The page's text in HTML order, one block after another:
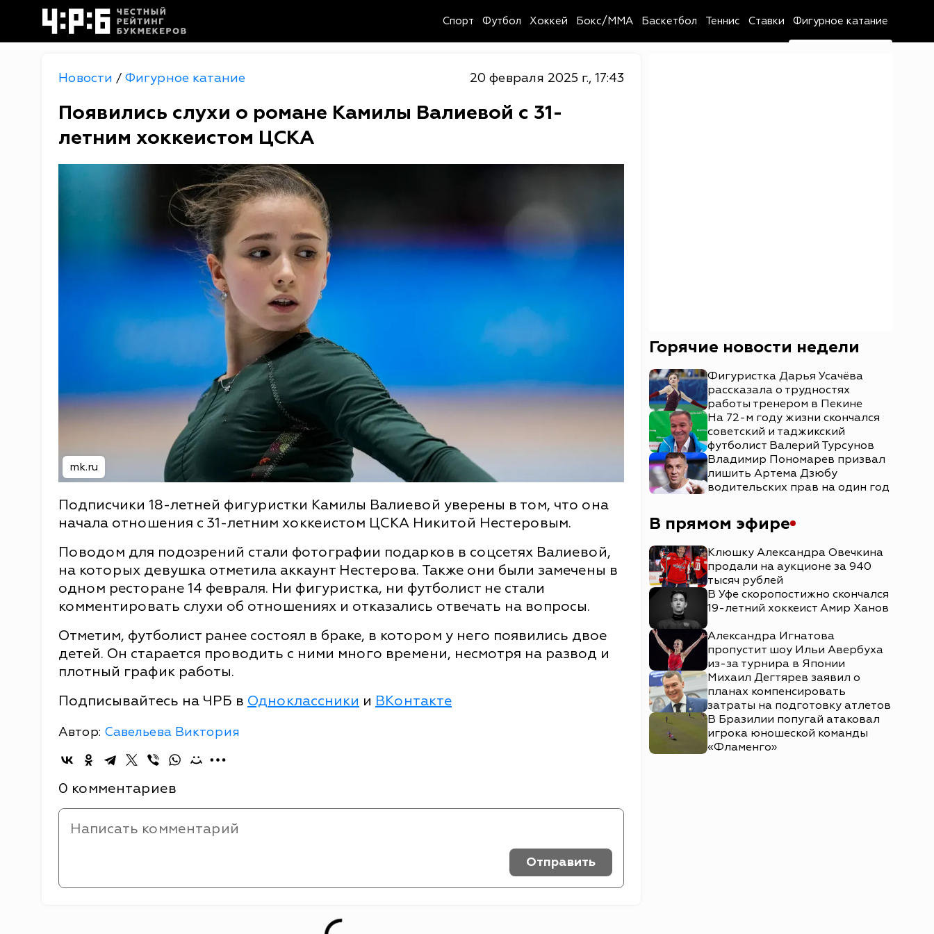
Спорт Футбол Хоккей Бокс/MMA Баскетбол Теннис Ставки Фигурное катание
Новости / Фигурное катание 20 февраля 2025 г., 17:43
Появились слухи о романе Камилы Валиевой с 31-
летним хоккеистом ЦСКА
mk.ru
Подписчики 18-летней фигуристки Камилы Валиевой уверены в том, что она
начала отношения с 31-летним хоккеистом ЦСКА Никитой Нестеровым.
Поводом для подозрений стали фотографии подарков в соцсетях Валиевой,
на которых девушка отметила аккаунт Нестерова. Также они были замечены в
одном ресторане 14 февраля. Ни фигуристка, ни футболист не стали
комментировать слухи об отношениях и отказались отвечать на вопросы.
Отметим, футболист ранее состоял в браке, в котором у него появились двое
детей. Он старается проводить с ними много времени, несмотря на развод и
плотный график работы.
Подписывайтесь на ЧРБ в Одноклассники и ВКонтакте
Автор: Савельева Виктория
0 комментариев
Отправить
Горячие новости недели
Фигуристка Дарья Усачёва
рассказала о трудностях
работы тренером в Пекине
На 72-м году жизни скончался
советский и таджикский
футболист Валерий Турсунов
Владимир Пономарев призвал
лишить Артема Дзюбу
водительских прав на один год
В прямом эфире
Клюшку Александра Овечкина
продали на аукционе за 940
тысяч рублей
В Уфе скоропостижно скончался
19-летний хоккеист Амир Ханов
Александра Игнатова
пропустит шоу Ильи Авербуха
из-за турнира в Японии
Михаил Дегтярев заявил о
планах компенсировать
затраты на подготовку атлетов
В Бразилии попугай атаковал
игрока юношеской команды
«Фламенго»